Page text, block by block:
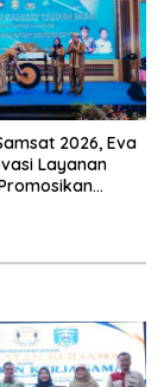
2026, Eva
Layanan